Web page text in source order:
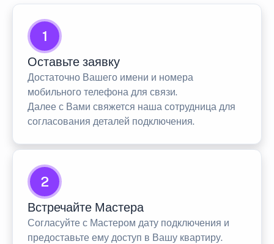
1
Оставьте заявку
Достаточно Вашего имени и номера
мобильного телефона для связи.
Далее с Вами свяжется наша сотрудница для
согласования деталей подключения.
2
Встречайте Мастера
Согласуйте с Мастером дату подключения и
предоставьте ему доступ в Вашу квартиру.